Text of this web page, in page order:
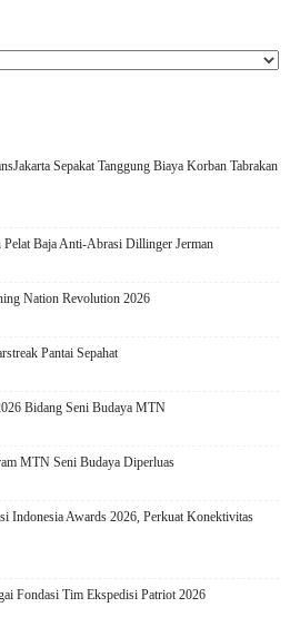
Sepakat Tanggung Biaya Korban Tabrakan
Baja Anti-Abrasi Dillinger Jerman
Nation Revolution 2026
Pantai Sepahat
Bidang Seni Budaya MTN
MTN Seni Budaya Diperluas
Indonesia Awards 2026, Perkuat Konektivitas
Fondasi Tim Ekspedisi Patriot 2026